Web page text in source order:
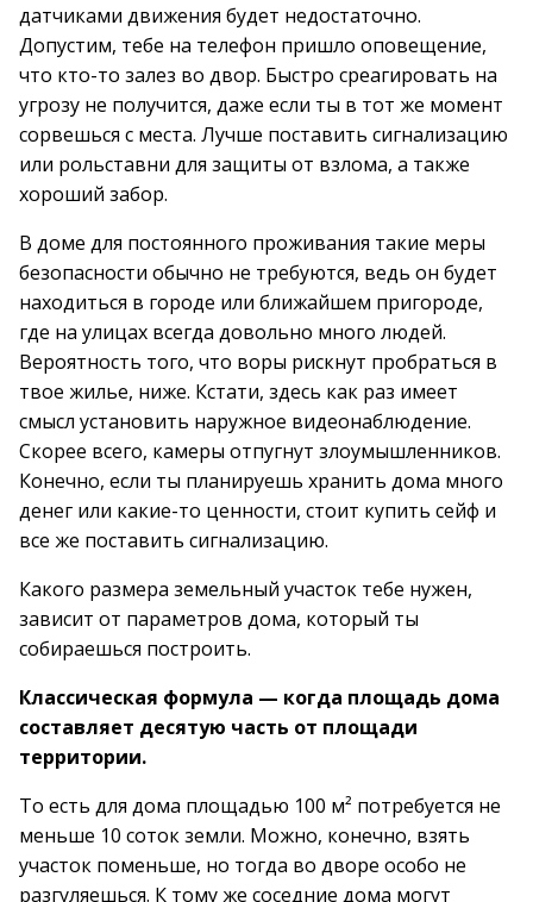
датчиками движения будет недостаточно.
Допустим, тебе на телефон пришло оповещение,
что кто-то залез во двор. Быстро среагировать на
угрозу не получится, даже если ты в тот же момент
сорвешься с места. Лучше поставить сигнализацию
или рольставни для защиты от взлома, а также
хороший забор.
В доме для постоянного проживания такие меры
безопасности обычно не требуются, ведь он будет
находиться в городе или ближайшем пригороде,
где на улицах всегда довольно много людей.
Вероятность того, что воры рискнут пробраться в
твое жилье, ниже. Кстати, здесь как раз имеет
смысл установить наружное видеонаблюдение.
Скорее всего, камеры отпугнут злоумышленников.
Конечно, если ты планируешь хранить дома много
денег или какие-то ценности, стоит купить сейф и
все же поставить сигнализацию.
Какого размера земельный участок тебе нужен,
зависит от параметров дома, который ты
собираешься построить.
Классическая формула — когда площадь дома
составляет десятую часть от площади
территории.
То есть для дома площадью 100 м² потребуется не
меньше 10 соток земли. Можно, конечно, взять
участок поменьше, но тогда во дворе особо не
разгуляешься. К тому же соседние дома могут